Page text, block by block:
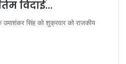
विदाई…
उमाशंकर सिंह को शुक्रवार को राजकीय